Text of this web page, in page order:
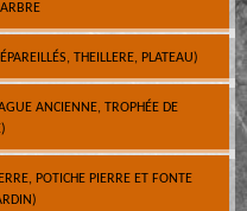
THEILLERE, PLATEAU)
ANCIENNE, TROPHÉE DE
POTICHE PIERRE ET FONTE